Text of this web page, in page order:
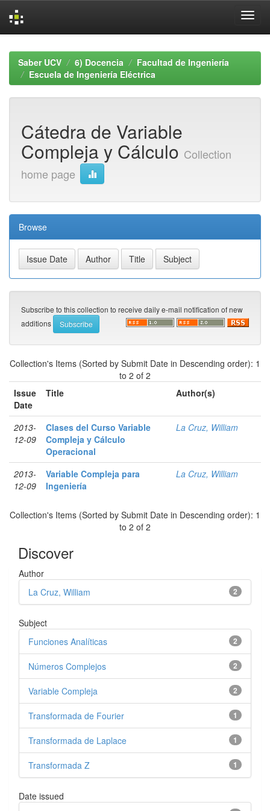
navigationSaber UCV 6) Docencia
Facultad de Ingeniería
Escuela de Ingeniería Eléctrica
Cátedra de Variable
Compleja y Cálculo Collection
home page
Browse
Subscribe to this collection to receive daily e-mail notification of new
additions
Collection's Items (Sorted by Submit Date in Descending order): 1
to 2 of 2
Issue
Date
Title Author(s)
2013-
12-09
Clases del Curso Variable
Compleja y Cálculo
Operacional
La Cruz, William
2013-
12-09
Variable Compleja para
Ingeniería
La Cruz, William
Collection's Items (Sorted by Submit Date in Descending order): 1
to 2 of 2
Discover
Author
2
La Cruz, William
Subject
2
Funciones Analíticas
2
Números Complejos
2
Variable Compleja
1
Transformada de Fourier
1
Transformada de Laplace
1
Transformada Z
Date issued